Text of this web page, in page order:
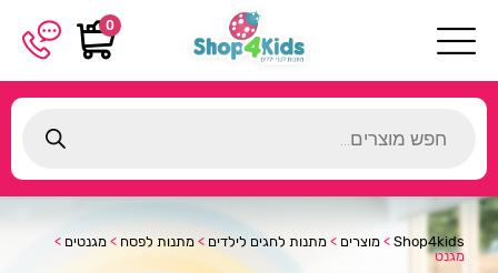
0
search
Shop4kids
> מוצרים > מתנות לחגים לילדים > מתנות לפסח > מגנטים >
מגנט